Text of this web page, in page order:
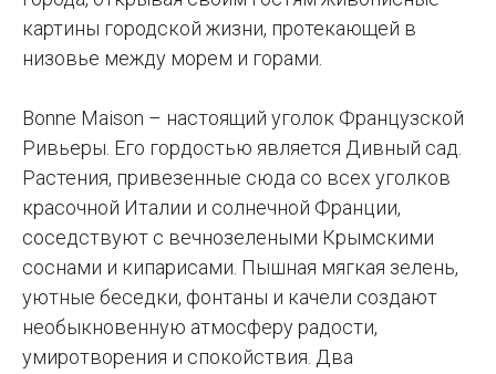
картины городской жизни, протекающей в
низовье между морем и горами.
Bonne Maison – настоящий уголок Французской
Ривьеры. Его гордостью является Дивный сад.
Растения, привезенные сюда со всех уголков
красочной Италии и солнечной Франции,
соседствуют с вечнозелеными Крымскими
соснами и кипарисами. Пышная мягкая зелень,
уютные беседки, фонтаны и качели создают
необыкновенную атмосферу радости,
умиротворения и спокойствия. Два